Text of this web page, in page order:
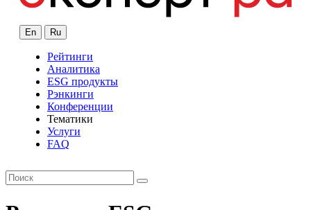
En Ru
Рейтинги
Аналитика
ESG продукты
Рэнкинги
Конференции
Тематики
Услуги
FAQ